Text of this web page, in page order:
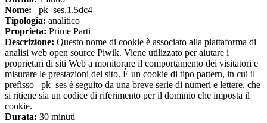
Nome: _pk_ses.1.5dc4
Tipologia: analitico
Proprieta: Prime Parti
Descrizione: Questo nome di cookie è associato alla piattaforma di
analisi web open source Piwik. Viene utilizzato per aiutare i
proprietari di siti Web a monitorare il comportamento dei visitatori e
misurare le prestazioni del sito. È un cookie di tipo pattern, in cui il
prefisso _pk_ses è seguito da una breve serie di numeri e lettere, che
si ritiene sia un codice di riferimento per il dominio che imposta il
cookie.
Durata: 30 minuti